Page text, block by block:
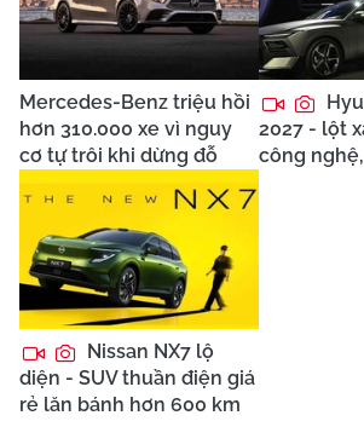
Mercedes-Benz triệu hồi
hơn 310.000 xe vì nguy
cơ tự trôi khi dừng đỗ
2027 - lột
công
Nissan NX7 lộ
diện - SUV thuần điện giá
rẻ lăn bánh hơn 600 km